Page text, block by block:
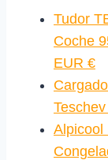
Tudor
Coche
EUR €
Alpicool